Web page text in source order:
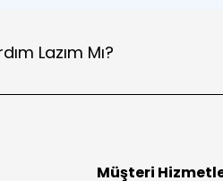
Lazım Mı?
Müşteri